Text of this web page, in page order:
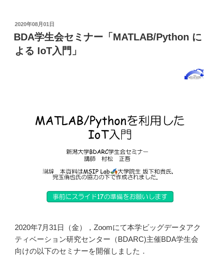
ail
y
Li
投
稿
日:
2020年08月01日
BDA学生会セミナー「MATLAB/Python に
よる IoT入門」
2020年7月31日（金），Zoomにて本学ビッグデータアク
ティベーション研究センター（BDARC)主催BDA学生会
向けの以下のセミナーを開催しました．